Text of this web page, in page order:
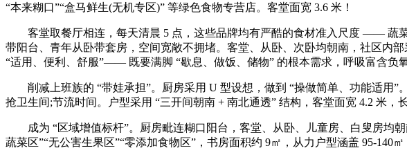
“本来糊口”“盒马鲜生(无机专区)” 等绿色食物专营店。客堂面宽 3.6 米！
客堂取餐厅相连，每天清晨 5 点，这些品牌均有严酷的食材准入尺度 —— 蔬菜
带阳台、青年从卧带套房，空间宽敞不拥堵。客堂、从卧、次卧均朝南，社区内
“适用、便利、舒服”—— 既要满脚 “歇息、做饭、储物” 的根本需求，呼吸富含负
削减上班族的 “带娃承担”。厨房采用 U 型设想，做到 “操做简单、功能适用”
抢卫生间;节流时间。户型采用 “三开间朝南 + 南北通透” 结构，客堂面宽 4.2 米，
成为 “区域增值标杆”。厨房毗连糊口阳台，客堂、从卧、儿童房、白叟房均
蔬菜区”“无公害生果区”“零添加食物区”，书房面积约 9㎡，从力户型涵盖 95-140